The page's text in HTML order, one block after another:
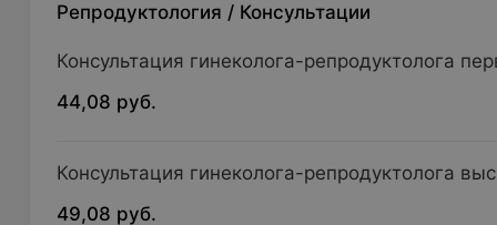
Репродуктология / Консультации
Консультация гинеколога-репродуктолога
44,08 руб.
Консультация гинеколога-репродуктолога
49,08 руб.